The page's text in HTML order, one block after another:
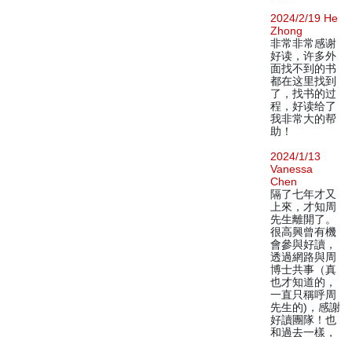
2024/2/19 He
Zhong
非常非常感谢
好读，许多外
面找不到的书
都在这里找到
了，找书的过
程，好读给了
我非常大的帮
助！
2024/1/13
Vanessa
Chen
隔了七年才又
上來，才知周
先生離開了。
很高興曾有機
會參與好讀，
透過網路與周
博士共事（真
也才知道的，
一直只稱呼周
先生的)，感謝
好讀團隊！也
和過去一樣，